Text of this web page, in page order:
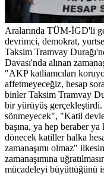
Aralarında TÜM-İGD'li
devrimci, demokrat,
Taksim Tramvay
Davası'nda alınan
"AKP katliamcıları
affetmeyeceğiz, hesap
binler Taksim Tramvay
bir yürüyüş gerçekleştirdi.
sönmeyecek", "Katil
başına, ya hep beraber
dönecek katiller halka
zamanaşımı olmaz"
zamanaşımına
mücadeleyi büyüttüğünü